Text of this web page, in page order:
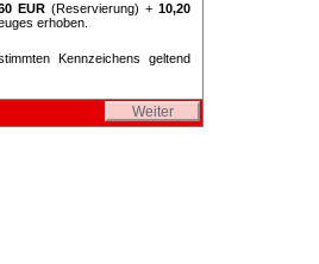
EUR (Reservierung) +10,20
erhoben.
Kennzeichens geltend
Weiter